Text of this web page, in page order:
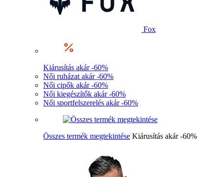
Fox
Kiárusítás akár -60%
Női ruházat akár -60%
Női cipők akár -60%
Női kiegészítők akár -60%
Női sportfelszerelés akár -60%
Összes termék megtekintése Kiárusítás akár -60%